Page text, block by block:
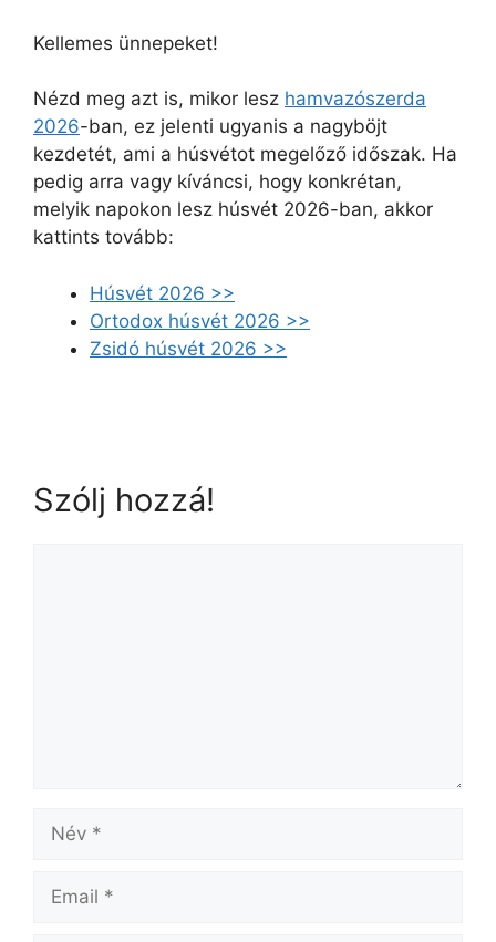
Kellemes ünnepeket!
Nézd meg azt is, mikor lesz hamvazószerda
2026-ban, ez jelenti ugyanis a nagyböjt
kezdetét, ami a húsvétot megelőző időszak. Ha
pedig arra vagy kíváncsi, hogy konkrétan,
melyik napokon lesz húsvét 2026-ban, akkor
kattints tovább:
Húsvét 2026 >>
Ortodox húsvét 2026 >>
Zsidó húsvét 2026 >>
Szólj hozzá!
Név
Email